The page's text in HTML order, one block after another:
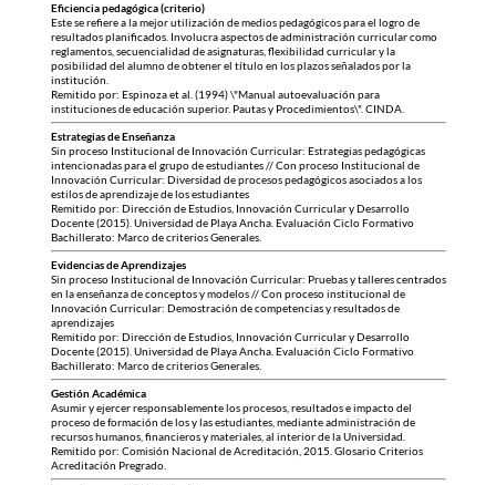
Eficiencia pedagógica (criterio)
Este se refiere a la mejor utilización de medios pedagógicos para el logro de
resultados planificados. Involucra aspectos de administración curricular como
reglamentos, secuencialidad de asignaturas, flexibilidad curricular y la
posibilidad del alumno de obtener el título en los plazos señalados por la
institución.
Remitido por: Espinoza et al. (1994) \"Manual autoevaluación para
instituciones de educación superior. Pautas y Procedimientos\". CINDA.
Estrategias de Enseñanza
Sin proceso Institucional de Innovación Curricular: Estrategias pedagógicas
intencionadas para el grupo de estudiantes // Con proceso Institucional de
Innovación Curricular: Diversidad de procesos pedagógicos asociados a los
estilos de aprendizaje de los estudiantes
Remitido por: Dirección de Estudios, Innovación Curricular y Desarrollo
Docente (2015). Universidad de Playa Ancha. Evaluación Ciclo Formativo
Bachillerato: Marco de criterios Generales.
Evidencias de Aprendizajes
Sin proceso Institucional de Innovación Curricular: Pruebas y talleres centrados
en la enseñanza de conceptos y modelos // Con proceso institucional de
Innovación Curricular: Demostración de competencias y resultados de
aprendizajes
Remitido por: Dirección de Estudios, Innovación Curricular y Desarrollo
Docente (2015). Universidad de Playa Ancha. Evaluación Ciclo Formativo
Bachillerato: Marco de criterios Generales.
Gestión Académica
Asumir y ejercer responsablemente los procesos, resultados e impacto del
proceso de formación de los y las estudiantes, mediante administración de
recursos humanos, financieros y materiales, al interior de la Universidad.
Remitido por: Comisión Nacional de Acreditación, 2015. Glosario Criterios
Acreditación Pregrado.